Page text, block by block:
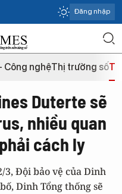
Đăng nhập
Công nghệThị trường số
Duterte sẽ
nhiều quan
cách ly
3, Đội bảo vệ của Dinh
Dinh Tổng thống sẽ